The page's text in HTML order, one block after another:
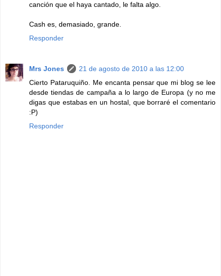
canción que el haya cantado, le falta algo.
Cash es, demasiado, grande.
Responder
Mrs Jones
21 de agosto de 2010 a las 12:00
Cierto Pataruquiño. Me encanta pensar que mi blog se lee
desde tiendas de campaña a lo largo de Europa (y no me
digas que estabas en un hostal, que borraré el comentario
:P)
Responder